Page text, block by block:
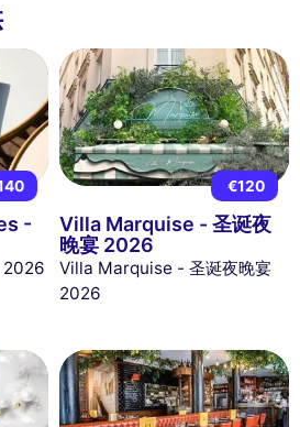
-
€120
Villa Marquise - 圣诞夜
晚宴 2026
Villa Marquise - 圣诞夜晚宴
2026